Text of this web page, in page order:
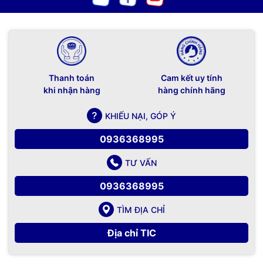
Thanh toán
khi nhận hàng
Cam kết uy tính
hàng chính hãng
KHIẾU NẠI, GÓP Ý
0936368995
TƯ VẤN
0936368995
TÌM ĐỊA CHỈ
Địa chỉ TIC